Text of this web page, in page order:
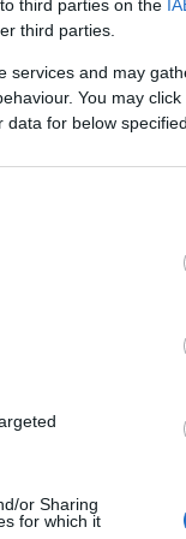
third parties on the
third parties.
services and may
You may
for below
or Sharing
for which it
επιθυμούν
άτομα νεαρής
στο Δημόσιο,
ύλη μαζί με την
και